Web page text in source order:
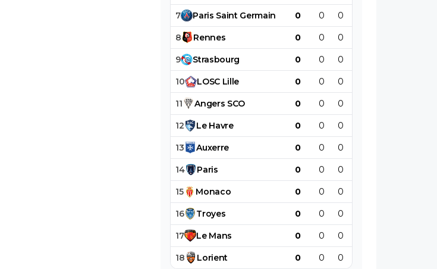
7 Paris Saint Germain 0 0 0
8 Rennes 0 0 0
9 Strasbourg 0 0 0
10 LOSC Lille 0 0 0
11 Angers SCO 0 0 0
12 Le Havre 0 0 0
13 Auxerre 0 0 0
14 Paris 0 0 0
15 Monaco 0 0 0
16 Troyes 0 0 0
17 Le Mans 0 0 0
18 Lorient 0 0 0